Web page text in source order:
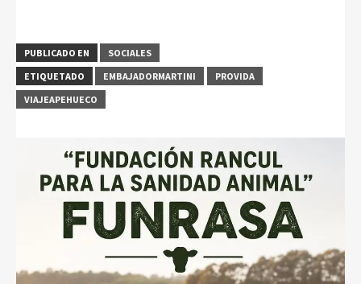
PUBLICADO EN
SOCIALES
ETIQUETADO
EMBAJADORMARTINI
PROVIDA
VIAJEAPEHUECO